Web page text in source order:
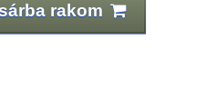
rakom